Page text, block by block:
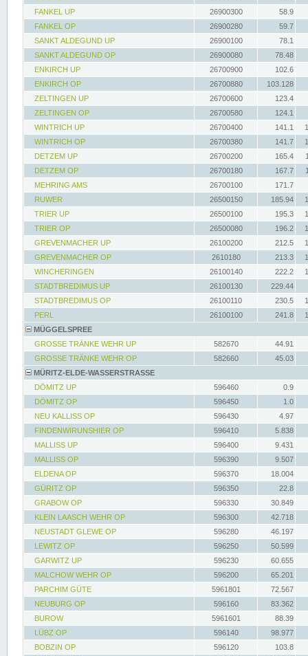
FANKEL UP
26900300
58.9
FANKEL OP
26900280
59.7
SANKT ALDEGUND UP
26900100
78.1
SANKT ALDEGUND OP
26900080
78.48
ENKIRCH UP
26700900
102.6
ENKIRCH OP
26700880
103.128
ZELTINGEN UP
26700600
123.4
ZELTINGEN OP
26700580
124.1
WINTRICH UP
26700400 141.1
WINTRICH OP
26700380 141.7
DETZEM UP
26700200 165.4
DETZEM OP
26700180 167.7
MEHRING AMS
26700100
171.7
RUWER
26500150 185.94
TRIER UP
26500100 195.3
TRIER OP
26500080 196.2
GREVENMACHER UP
26100200 212.5
GREVENMACHER OP
2610180 213.3
WINCHERINGEN
26100140 222.2
STADTBREDIMUS UP
26100130
229.44
STADTBREDIMUS OP
26100110 230.5
PERL
26100100 241.8
MÜGGELSPREE
GROSSE TRÄNKE WEHR UP
582670
44.91
GROSSE TRÄNKE WEHR OP
582660
45.03
MÜRITZ-ELDE-WASSERSTRASSE
DÖMITZ UP
596460
0.9
DÖMITZ OP
596450
1.0
NEU KALLISS OP
596430
4.97
FINDENWIRUNSHIER OP
596410
5.838
MALLISS UP
596400
9.431
MALLISS OP
596390
9.507
ELDENA OP
596370
18.004
GÜRITZ OP
596350
22.8
GRABOW OP
596330
30.849
KLEIN LAASCH WEHR OP
596300
42.718
NEUSTADT GLEWE OP
596280
46.197
LEWITZ OP
596250
50.599
GARWITZ UP
596230
60.655
MALCHOW WEHR OP
596200
65.201
PARCHIM GÜTE
5961801
72.567
NEUBURG OP
596160
83.362
BUROW
5961601
88.39
LÜBZ OP
596140
98.977
BOBZIN OP
596120
103.8